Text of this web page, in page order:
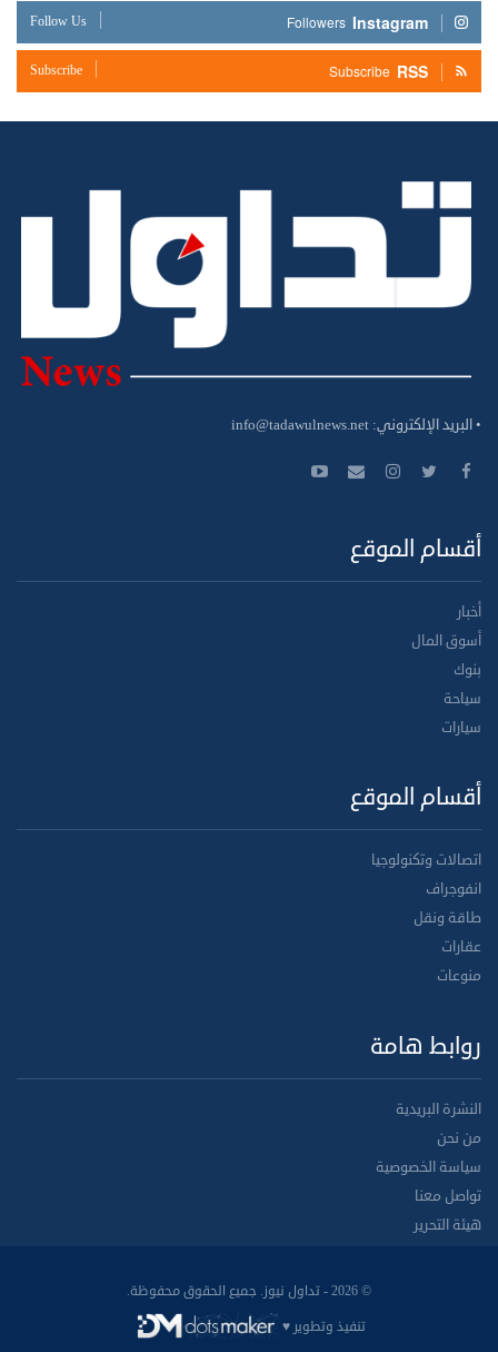
Instagram
Followers
Follow Us
RSS
Subscribe
Subscribe
• البريد الإلكتروني: info@tadawulnews.net
أقسام الموقع
أخبار
أسوق المال
بنوك
سياحة
سيارات
أقسام الموقع
اتصالات وتكنولوجيا
انفوجراف
طاقة ونقل
عقارات
منوعات
روابط هامة
النشرة البريدية
من نحن
سياسة الخصوصية
تواصل معنا
هيئة التحرير
© 2026 - تداول نيوز. جميع الحقوق محفوظة.
تنفيذ وتطوير ♥